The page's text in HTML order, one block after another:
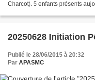
Charcot). 5 enfants présents
20250628 Initiation
Publié le 28/06/2015 à 20:32
Par APASMC